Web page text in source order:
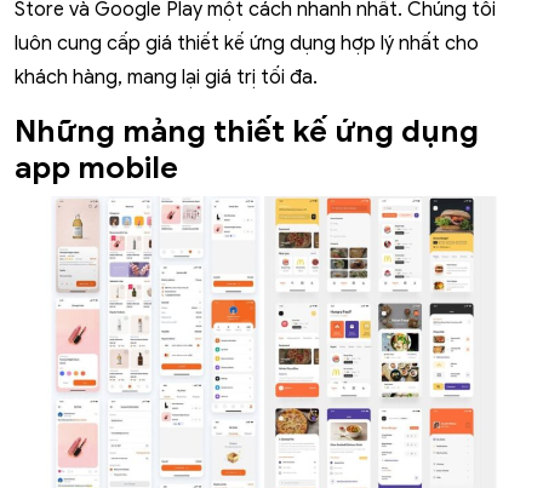
Store và Google Play một cách nhanh nhất. Chúng tôi
luôn cung cấp giá thiết kế ứng dụng hợp lý nhất cho
khách hàng, mang lại giá trị tối đa.
Những mảng thiết kế ứng dụng
app mobile